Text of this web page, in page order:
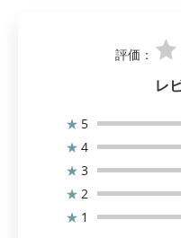
評価：
レ
★ 5
★ 4
★ 3
★ 2
★ 1